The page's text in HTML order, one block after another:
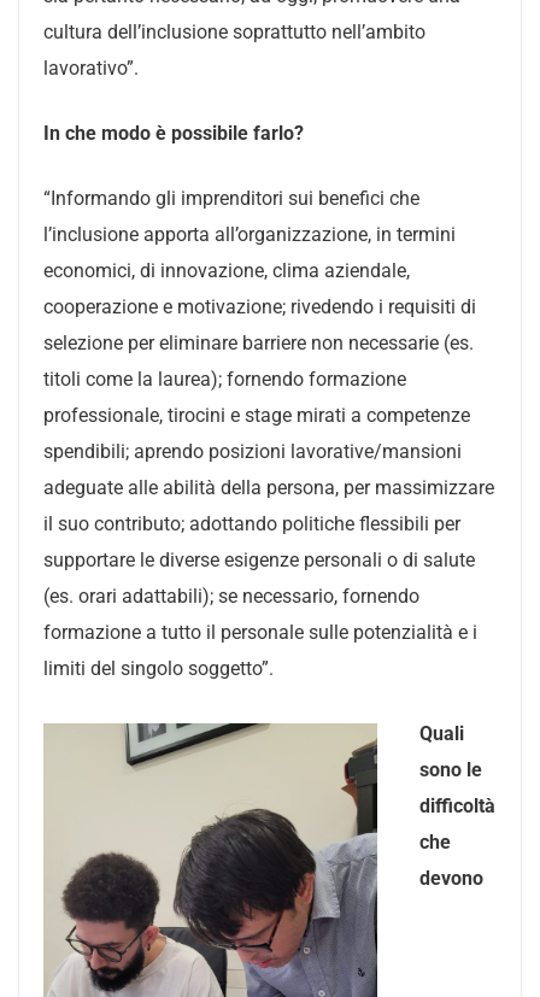
cultura dell’inclusione soprattutto nell’ambito
lavorativo”.
In che modo è possibile farlo?
“Informando gli imprenditori sui benefici che
l’inclusione apporta all’organizzazione, in termini
economici, di innovazione, clima aziendale,
cooperazione e motivazione; rivedendo i requisiti di
selezione per eliminare barriere non necessarie (es.
titoli come la laurea); fornendo formazione
professionale, tirocini e stage mirati a competenze
spendibili; aprendo posizioni lavorative/mansioni
adeguate alle abilità della persona, per massimizzare
il suo contributo; adottando politiche flessibili per
supportare le diverse esigenze personali o di salute
(es. orari adattabili); se necessario, fornendo
formazione a tutto il personale sulle potenzialità e i
limiti del singolo soggetto”.
Quali
sono le
difficoltà
che
devono